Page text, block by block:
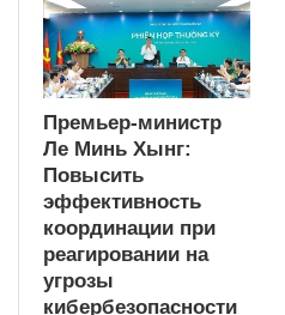
Премьер-министр
Ле Минь Хынг:
Повысить
эффективность
координации при
реагировании на
угрозы
кибербезопасности